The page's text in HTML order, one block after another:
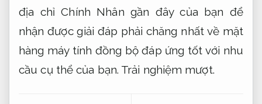
địa chỉ Chính Nhân gần đây của bạn để
nhận được giải đáp phải chăng nhất về mặt
hàng máy tính đồng bộ đáp ứng tốt với nhu
cầu cụ thể của bạn. Trải nghiệm mượt.